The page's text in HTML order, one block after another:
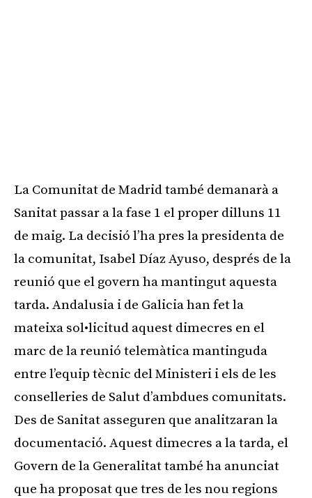
La Comunitat de Madrid també demanarà a
Sanitat passar a la fase 1 el proper dilluns 11
de maig. La decisió l’ha pres la presidenta de
la comunitat, Isabel Díaz Ayuso, després de la
reunió que el govern ha mantingut aquesta
tarda. Andalusia i de Galicia han fet la
mateixa sol•licitud aquest dimecres en el
marc de la reunió telemàtica mantinguda
entre l’equip tècnic del Ministeri i els de les
conselleries de Salut d’ambdues comunitats.
Des de Sanitat asseguren que analitzaran la
documentació. Aquest dimecres a la tarda, el
Govern de la Generalitat també ha anunciat
que ha proposat que tres de les nou regions